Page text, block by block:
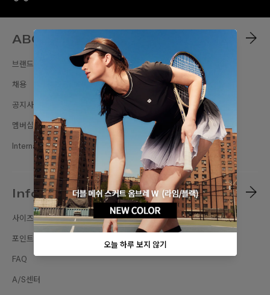
ABOUT
브랜드스토리
채용
공지사항
멤버십
International Sites
Information
사이즈가이드
포인트 혜택
FAQ
A/S센터